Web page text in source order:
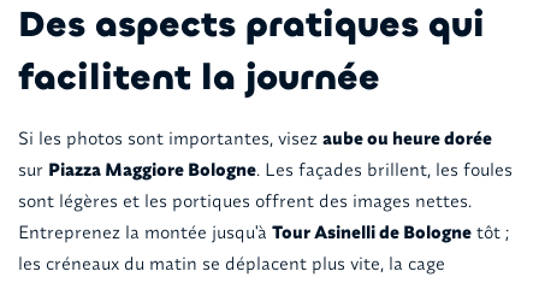
Des aspects pratiques qui
facilitent la journée
Si les photos sont importantes, visez aube ou heure dorée
sur Piazza Maggiore Bologne. Les façades brillent, les foules
sont légères et les portiques offrent des images nettes.
Entreprenez la montée jusqu'à Tour Asinelli de Bolognetôt ;
les créneaux du matin se déplacent plus vite, la cage